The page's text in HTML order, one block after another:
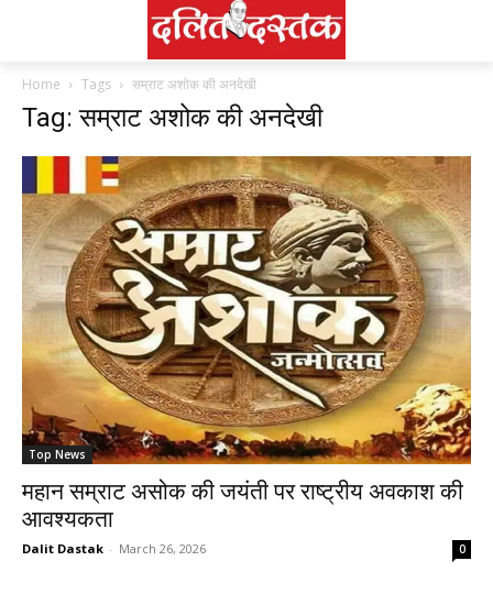
Home Tags सम्राट अशोक की अनदेखी
Tag: सम्राट अशोक की अनदेखी
Top News
महान सम्राट असोक की जयंती पर राष्ट्रीय अवकाश की
आवश्यकता
Dalit Dastak - March 26, 2026 0